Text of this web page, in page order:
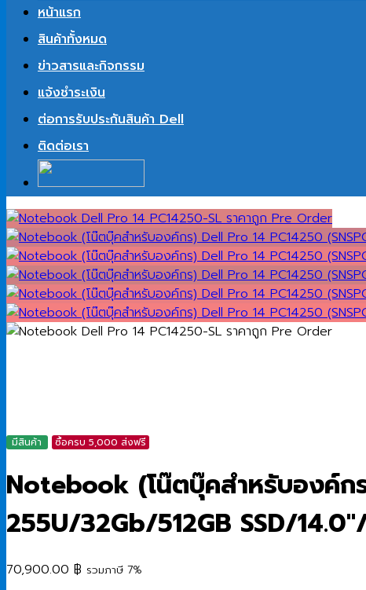
หน้าแรก
สินค้าทั้งหมด
ข่าวสารและกิจกรรม
แจ้งชำระเงิน
ต่อการรับประกันสินค้า Dell
ติดต่อเรา
มีสินค้า ซื้อครบ 5,000 ส่งฟรี
Notebook (โน๊ตบุ๊คสำหรับองค์ก
255U/32Gb/512GB SSD/
70,900.00 ฿ รวมภาษี 7%